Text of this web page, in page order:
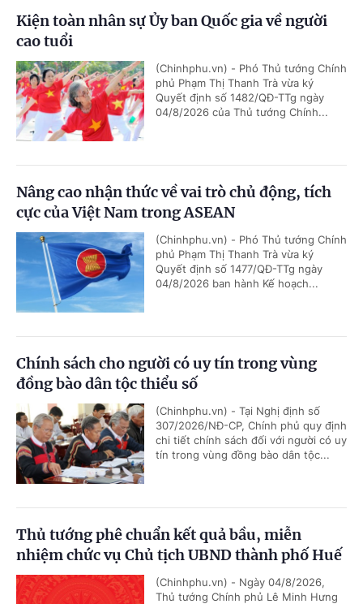
Kiện toàn nhân sự Ủy ban Quốc gia về người
cao tuổi
(Chinhphu.vn) - Phó Thủ tướng Chính
phủ Phạm Thị Thanh Trà vừa ký
Quyết định số 1482/QĐ-TTg ngày
04/8/2026 của Thủ tướng Chính...
Nâng cao nhận thức về vai trò chủ động, tích
cực của Việt Nam trong ASEAN
(Chinhphu.vn) - Phó Thủ tướng Chính
phủ Phạm Thị Thanh Trà vừa ký
Quyết định số 1477/QĐ-TTg ngày
04/8/2026 ban hành Kế hoạch...
Chính sách cho người có uy tín trong vùng
đồng bào dân tộc thiểu số
(Chinhphu.vn) - Tại Nghị định số
307/2026/NĐ-CP, Chính phủ quy định
chi tiết chính sách đối với người có uy
tín trong vùng đồng bào dân tộc...
Thủ tướng phê chuẩn kết quả bầu, miễn
nhiệm chức vụ Chủ tịch UBND thành phố Huế
(Chinhphu.vn) - Ngày 04/8/2026,
Thủ tướng Chính phủ Lê Minh Hưng